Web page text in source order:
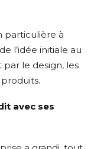
particulière à
l’idée initiale au
par le design, les
avec ses